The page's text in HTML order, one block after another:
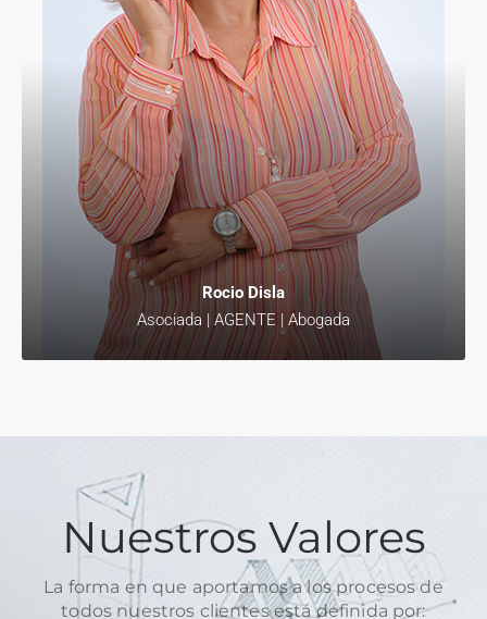
Rocio Disla
Asociada | AGENTE | Abogada
Nuestros Valores
La forma en que aportamos a los procesos de
todos nuestros clientes está definida por: